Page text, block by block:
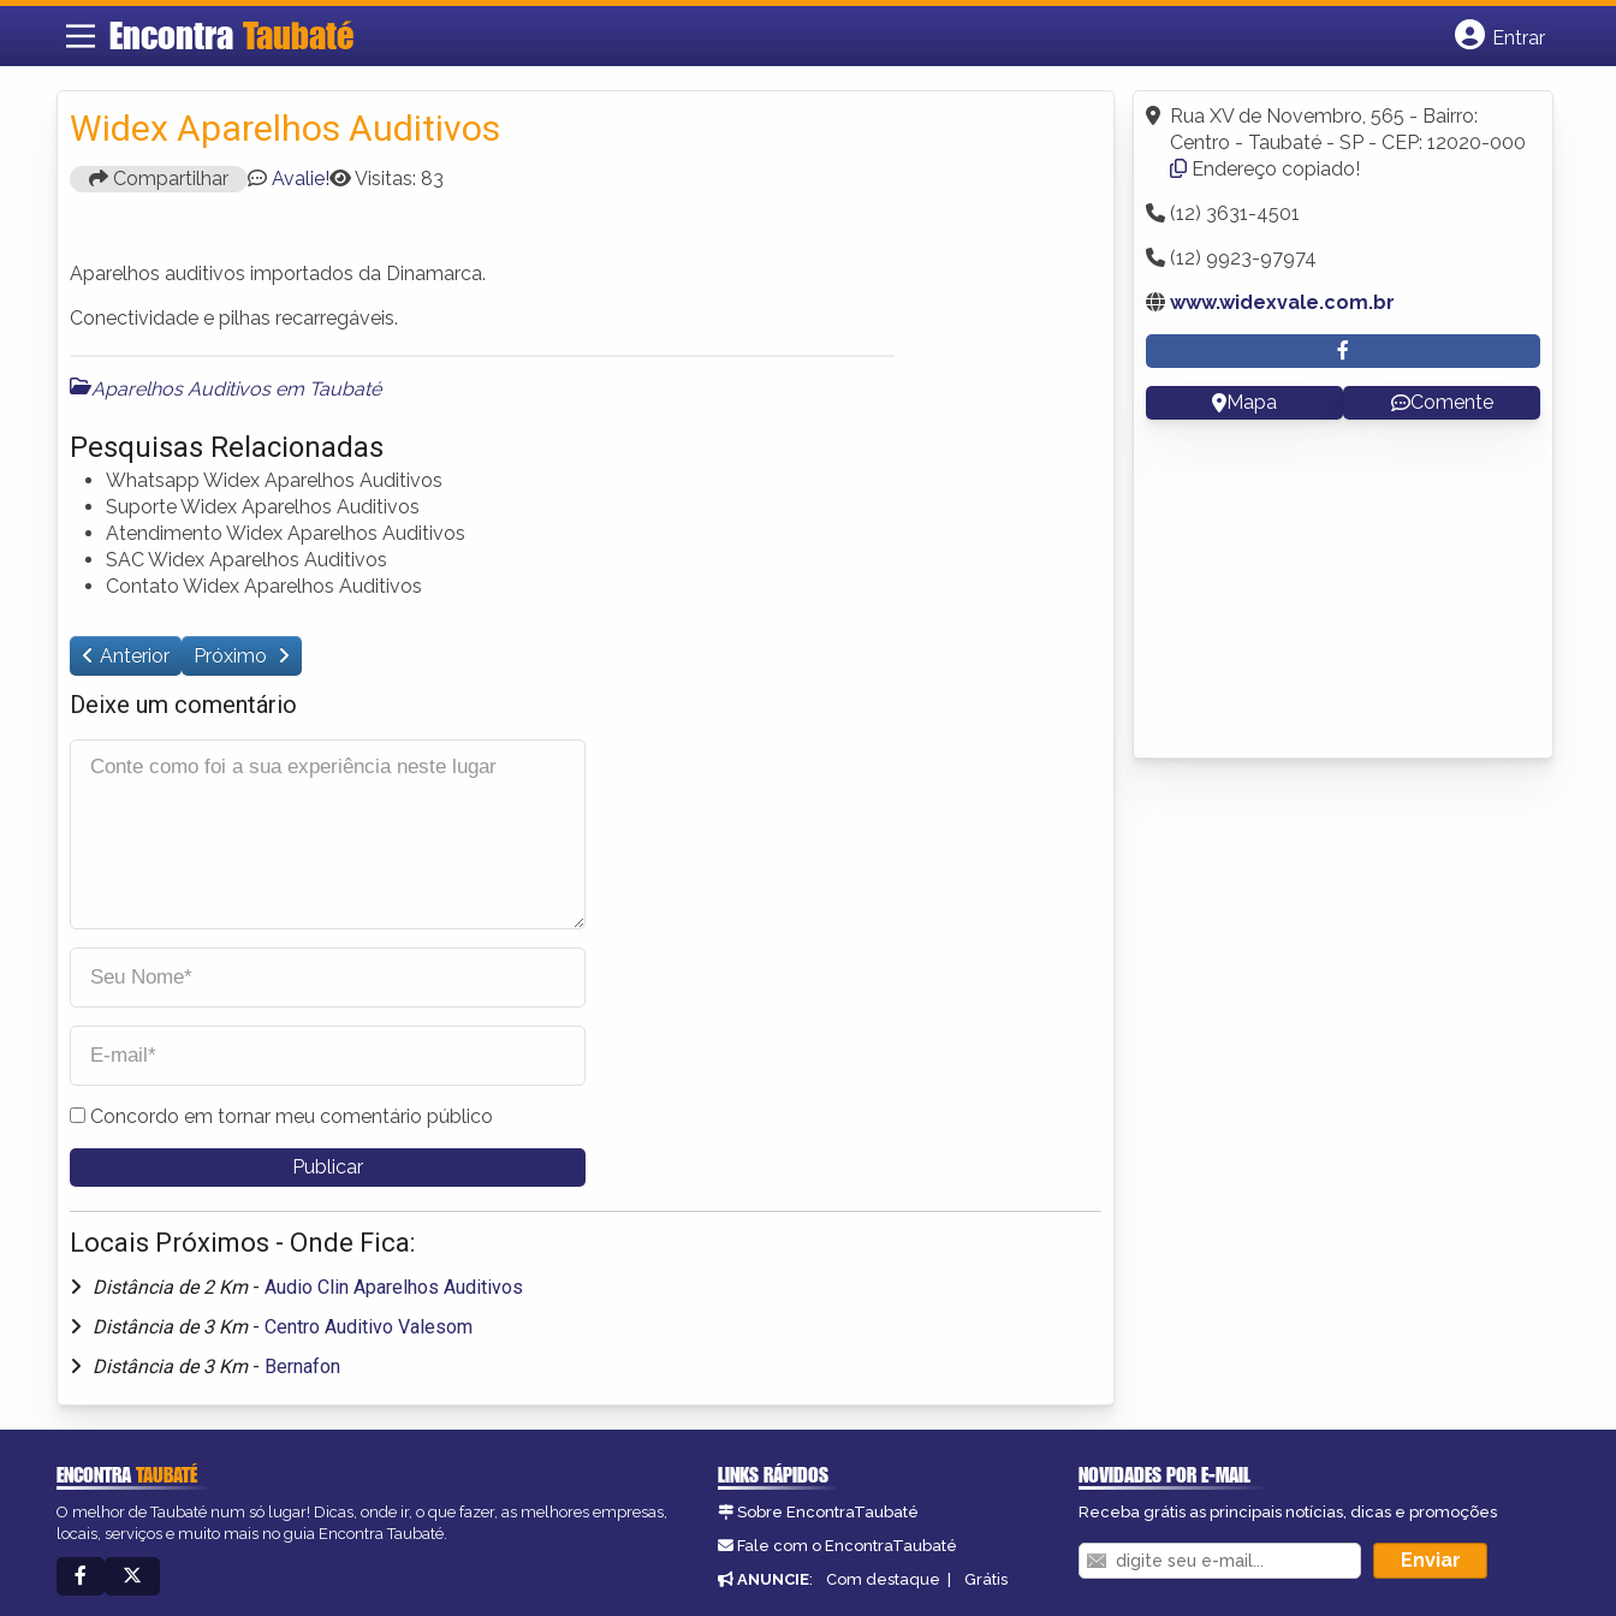
Encontra Taubaté
Entrar
Fazer login
Criar conta
Widex Aparelhos Auditivos
Compartilhar Avalie! Visitas: 83
Aparelhos auditivos importados da Dinamarca.
Conectividade e pilhas recarregáveis.
Aparelhos Auditivos em Taubaté
Pesquisas Relacionadas
Whatsapp Widex Aparelhos Auditivos
Suporte Widex Aparelhos Auditivos
Atendimento Widex Aparelhos Auditivos
SAC Widex Aparelhos Auditivos
Contato Widex Aparelhos Auditivos
Anterior Próximo
Deixe um comentário
Concordo em tornar meu comentário público
Locais Próximos - Onde Fica:
Distância de 2 Km - Audio Clin Aparelhos Auditivos
Distância de 3 Km - Centro Auditivo Valesom
Distância de 3 Km - Bernafon
Rua XV de Novembro, 565 - Bairro:
Centro - Taubaté - SP - CEP: 12020-000
Endereço copiado!
(12) 3631-4501
(12) 9923-97974
www.widexvale.com.br
Mapa Comente
ENCONTRATAUBATÉ
O melhor de Taubaté num só lugar! Dicas, onde ir, o que fazer, as melhores empresas,
locais, serviços e muito mais no guia Encontra Taubaté.
LINKS RÁPIDOS
Sobre EncontraTaubaté
Fale com o EncontraTaubaté
ANUNCIE: Com destaque | Grátis
NOVIDADES POR E-MAIL
Receba grátis as principais notícias, dicas e promoções